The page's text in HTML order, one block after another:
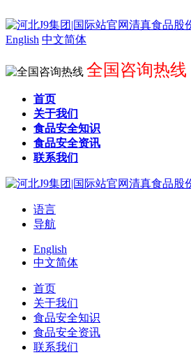
English 中文简体
全国咨询热线
首页
关于我们
食品安全知识
食品安全资讯
联系我们
语言
导航
English
中文简体
首页
关于我们
食品安全知识
食品安全资讯
联系我们